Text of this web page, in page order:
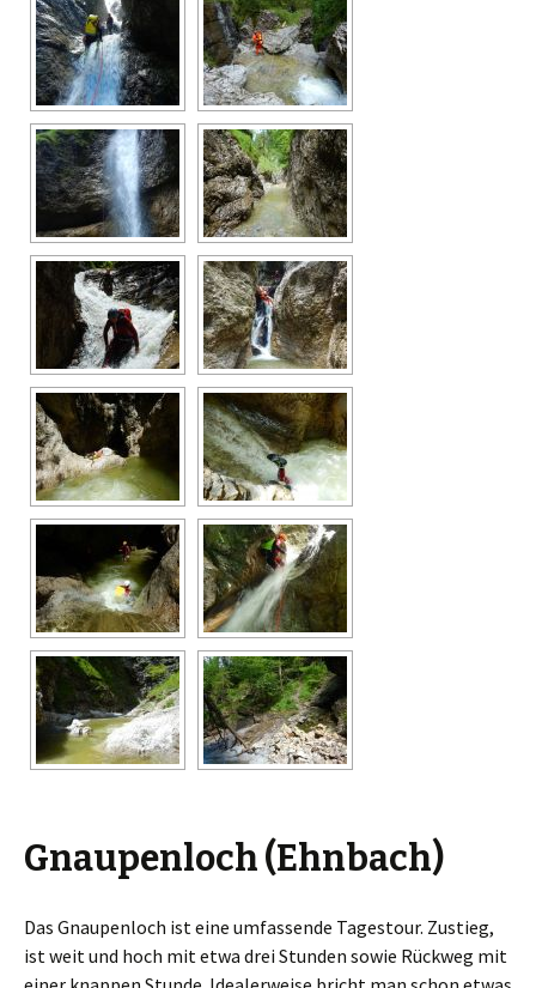
Gnaupenloch (Ehnbach)
Das Gnaupenloch ist eine umfassende Tagestour. Zustieg,
ist weit und hoch mit etwa drei Stunden sowie Rückweg mit